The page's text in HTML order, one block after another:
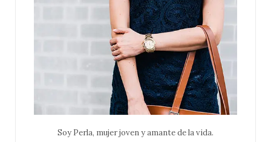
Soy Perla, mujer joven y amante de la vida.